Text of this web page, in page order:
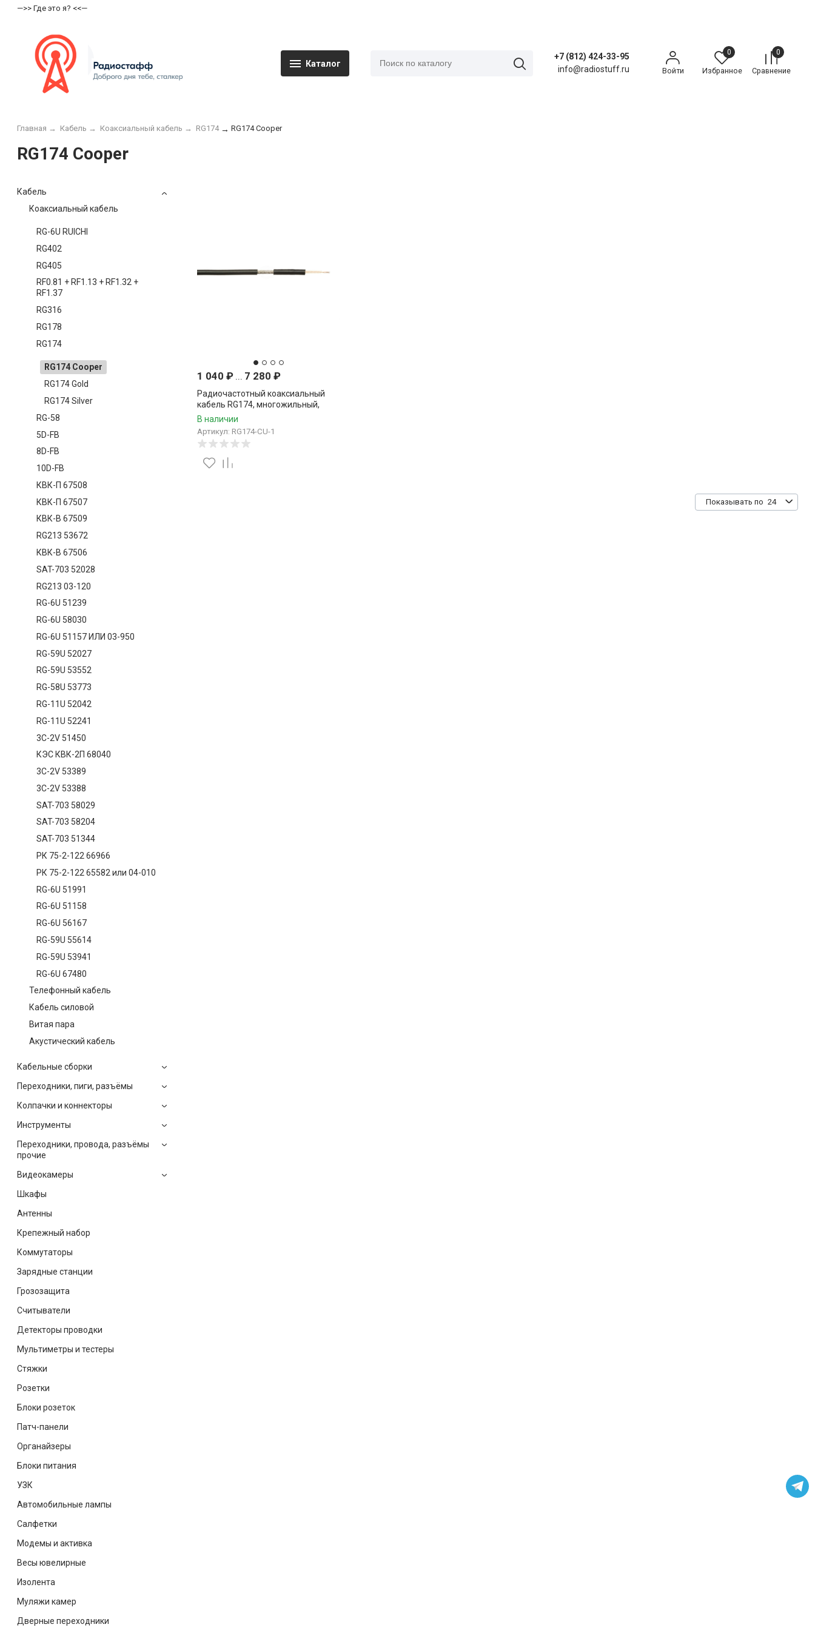
—>> Где это я? <<—
Каталог
+7 (812) 424-33-95
info@radiostuff.ru
Войти
0
Избранное
0
Сравнение
Главная → Кабель → Коаксиальный кабель → RG174 → RG174 Cooper
RG174 Cooper
Кабель
Коаксиальный кабель
RG-6U RUICHI
RG402
RG405
RF0.81 + RF1.13 + RF1.32 +
RF1.37
RG316
RG178
RG174
RG174 Cooper
RG174 Gold
RG174 Silver
RG-58
5D-FB
8D-FB
10D-FB
КВК-П 67508
КВК-П 67507
КВК-В 67509
RG213 53672
КВК-В 67506
SAT-703 52028
RG213 03-120
RG-6U 51239
RG-6U 58030
RG-6U 51157 ИЛИ 03-950
RG-59U 52027
RG-59U 53552
RG-58U 53773
RG-11U 52042
RG-11U 52241
3C-2V 51450
КЭС КВК-2П 68040
3C-2V 53389
3C-2V 53388
SAT-703 58029
SAT-703 58204
SAT-703 51344
РК 75-2-122 66966
РК 75-2-122 65582 или 04-010
RG-6U 51991
RG-6U 51158
RG-6U 56167
RG-59U 55614
RG-59U 53941
RG-6U 67480
Телефонный кабель
Кабель силовой
Витая пара
Акустический кабель
Кабельные сборки
Переходники, пиги, разъёмы
Колпачки и коннекторы
Инструменты
Переходники, провода, разъёмы
прочие
Видеокамеры
Шкафы
Антенны
Крепежный набор
Коммутаторы
Зарядные станции
Грозозащита
Считыватели
Детекторы проводки
Мультиметры и тестеры
Стяжки
Розетки
Блоки розеток
Патч-панели
Органайзеры
Блоки питания
УЗК
Автомобильные лампы
Салфетки
Модемы и активка
Весы ювелирные
Изолента
Муляжи камер
Дверные переходники
1 040 ₽ ... 7 280 ₽
Радиочастотный коаксиальный
кабель RG174, многожильный,
медный, 50 Ом
В наличии
Артикул: RG174-CU-1
Показывать по 24